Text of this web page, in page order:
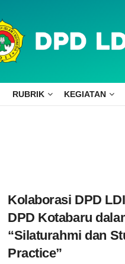
RUBRIK KEGIATAN
Kolaborasi DPD
DPD Kotabaru
“Silaturahmi dan
Practice”